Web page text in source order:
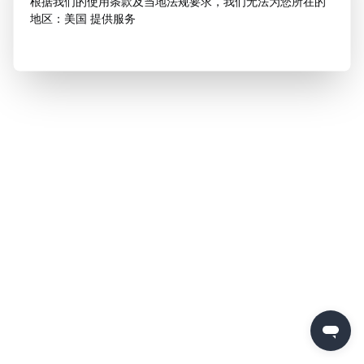
地区：美国 提供服务